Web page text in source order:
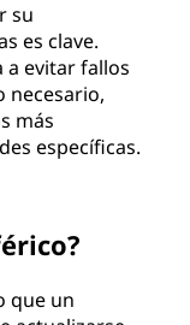
su
es clave.
evitar fallos
necesario,
más
específicas.
que un